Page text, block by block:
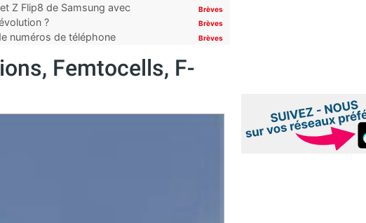
Z Flip8 de Samsung avec
Brèves
? Brèves
numéros de téléphone
Brèves
Femtocells, F-